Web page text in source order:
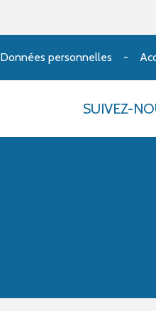
Données personnelles
SUIVEZ-